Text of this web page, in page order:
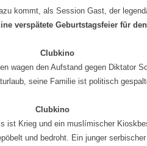
kommt, als Session Gast, der
ine verspätete Geburtstagsfeier für
Uhr Clubkino
wagen den Aufstand gegen Diktator
seine Familie ist politisch
Clubkino
ist Krieg und ein muslímischer
und bedroht. Ein junger